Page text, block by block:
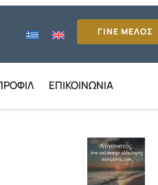
ΓΙΝΕ ΜΕΛΟΣ
ΕΠΙΚΟΙΝΩΝΊΑ